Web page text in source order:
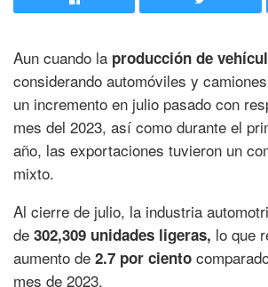
Aun cuando la producción de
considerando automóviles y
un incremento en julio pasado con
mes del 2023, así como durante el
año, las exportaciones tuvieron un
mixto.
Al cierre de julio, la industria
de 302,309 unidades ligeras, lo que
aumento de 2.7 por ciento
mes de 2023.